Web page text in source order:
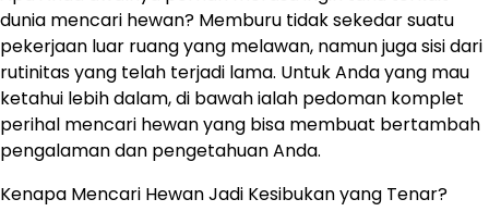
dunia mencari hewan? Memburu tidak sekedar suatu
pekerjaan luar ruang yang melawan, namun juga sisi dari
rutinitas yang telah terjadi lama. Untuk Anda yang mau
ketahui lebih dalam, di bawah ialah pedoman komplet
perihal mencari hewan yang bisa membuat bertambah
pengalaman dan pengetahuan Anda.
Kenapa Mencari Hewan Jadi Kesibukan yang Tenar?